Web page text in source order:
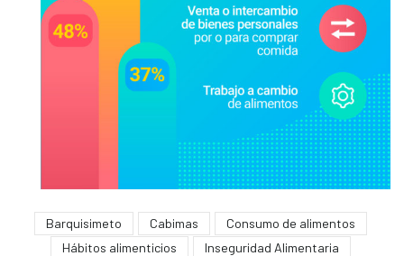
Barquisimeto Cabimas
Consumo de alimentos
Hábitos alimenticios
Inseguridad Alimentaria